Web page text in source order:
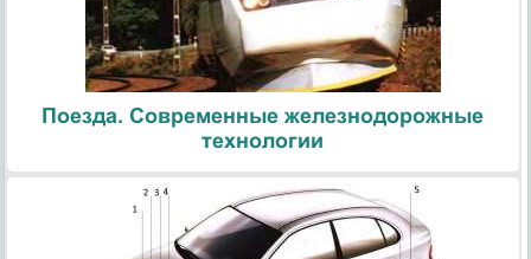
Поезда. Современные железнодорожные
технологии